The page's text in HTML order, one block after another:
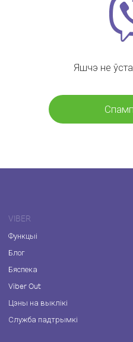
Яшчэ не
VIBER
Функцыі
Блог
Бяспека
Viber Out
Цэны на выклікі
Служба падтрымкі